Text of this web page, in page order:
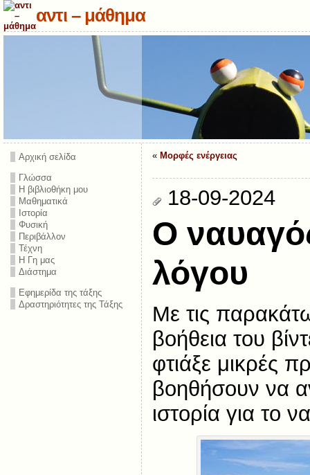
αντι – μάθημα
Αρχική σελίδα
Γλώσσα
Η βιβλιοθήκη μου
Μαθηματικά
Ιστορία
Φυσική
Περιβάλλον
Τέχνη
Η Γη μας
Διάστημα
Εφημερίδα της τάξης
Δραστηριότητες της Τάξης
« Μορφές ενέργειας
18-09-2024
O
λόγου
Με τις
βοήθεια του
φτιάξε μικρές
βοηθήσουν να
ιστορία για το